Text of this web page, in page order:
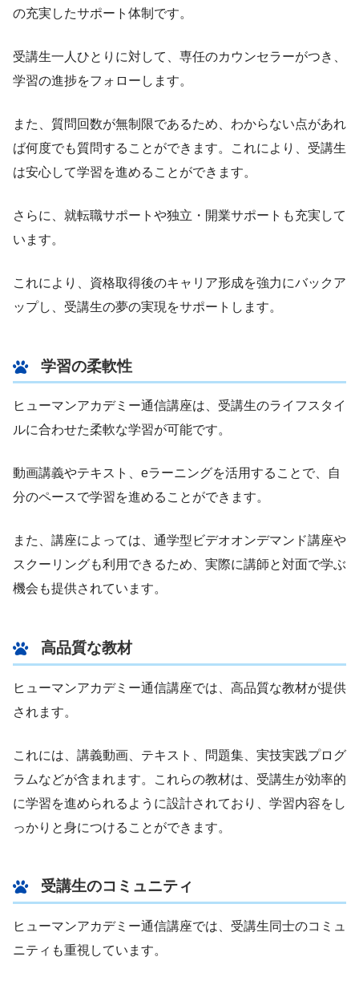
の充実したサポート体制です。
受講生一人ひとりに対して、専任のカウンセラーがつき、
学習の進捗をフォローします。
また、質問回数が無制限であるため、わからない点があれ
ば何度でも質問することができます。これにより、受講生
は安心して学習を進めることができます。
さらに、就転職サポートや独立・開業サポートも充実して
います。
これにより、資格取得後のキャリア形成を強力にバックア
ップし、受講生の夢の実現をサポートします。
学習の柔軟性
ヒューマンアカデミー通信講座は、受講生のライフスタイ
ルに合わせた柔軟な学習が可能です。
動画講義やテキスト、eラーニングを活用することで、自
分のペースで学習を進めることができます。
また、講座によっては、通学型ビデオオンデマンド講座や
スクーリングも利用できるため、実際に講師と対面で学ぶ
機会も提供されています。
高品質な教材
ヒューマンアカデミー通信講座では、高品質な教材が提供
されます。
これには、講義動画、テキスト、問題集、実技実践プログ
ラムなどが含まれます。これらの教材は、受講生が効率的
に学習を進められるように設計されており、学習内容をし
っかりと身につけることができます。
受講生のコミュニティ
ヒューマンアカデミー通信講座では、受講生同士のコミュ
ニティも重視しています。